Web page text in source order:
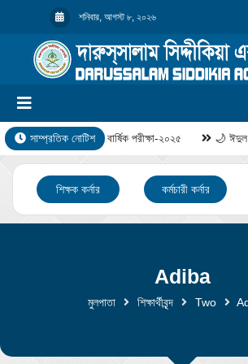
শনিবার, আগস্ট ৮, ২০২৬
সাম্প্রতিক নোটিশ বার্ষিক পরীক্ষা-২০২৫ 🌙 ঈদুল
শিক্ষক কর্নার কর্মচারী কর্নার
Adiba
মুলপাতা শিক্ষার্থীবৃন্দ Two